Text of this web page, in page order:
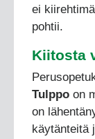
ei
pohtii.
Kiitosta
Tulppoon
on
käytänteitä